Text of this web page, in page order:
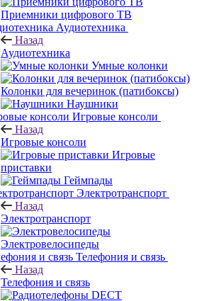
Приемники цифрового ТВ
Аудиотехника
Назад
Аудиотехника
Умные колонки
Колонки для вечеринок (патибоксы)
Наушники
Игровые консоли
Назад
Игровые консоли
Игровые
приставки
Геймпады
Электротранспорт
Назад
Электротранспорт
Электровелосипеды
Телефония и связь
Назад
Телефония и связь